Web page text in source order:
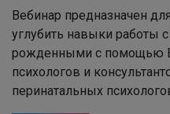
Вебинар предназначен
углубить навыки работы
рожденными с помощью
психологов и
перинатальных